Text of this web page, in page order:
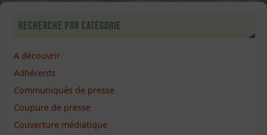
Recherche par catégorie
A découvrir
Adhérents
Communiqués de presse
Coupure de presse
Couverture médiatique